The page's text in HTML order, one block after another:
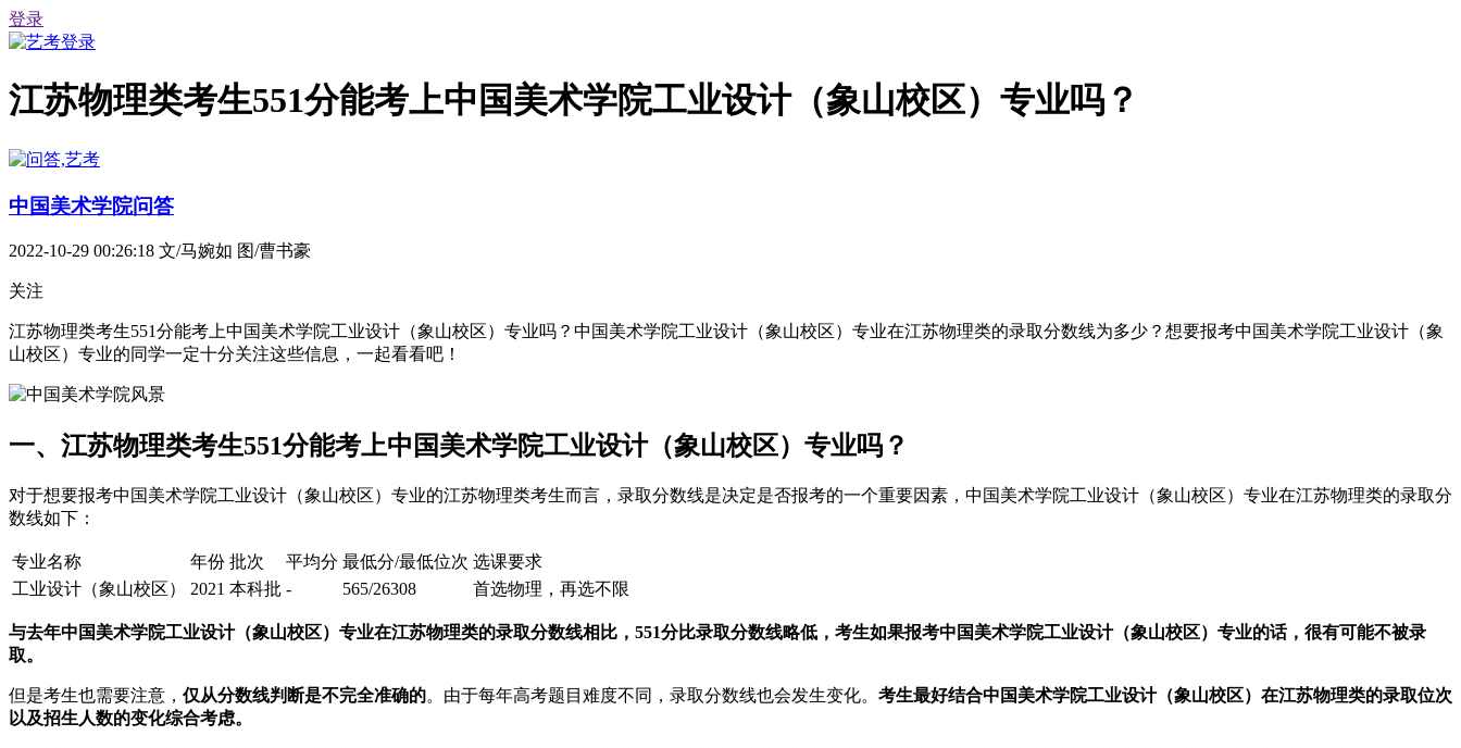
登录
江苏物理类考生551分能考上中国美术学院工业设计（象山校区）专业吗？
中国美术学院问答
2022-10-29 00:26:18 文/马婉如 图/曹书豪
关注
江苏物理类考生551分能考上中国美术学院工业设计（象山校区）专业吗？中国美术学院工业设计（象山校区）专业在江苏物理类的录取分数线为多少？想要报考中国美术学院工业设计（象
山校区）专业的同学一定十分关注这些信息，一起看看吧！
一、江苏物理类考生551分能考上中国美术学院工业设计（象山校区）专业吗？
对于想要报考中国美术学院工业设计（象山校区）专业的江苏物理类考生而言，录取分数线是决定是否报考的一个重要因素，中国美术学院工业设计（象山校区）专业在江苏物理类的录取分
数线如下：
专业名称 年份 批次 平均分 最低分/最低位次 选课要求
工业设计（象山校区）
2021 本科批 - 565/26308 首选物理，再选不限
与去年中国美术学院工业设计（象山校区）专业在江苏物理类的录取分数线相比，551分比录取分数线略低，考生如果报考中国美术学院工业设计（象山校区）专业的话，很有可能不被录
取。
但是考生也需要注意， 仅从分数线判断是不完全准确的。由于每年高考题目难度不同，录取分数线也会发生变化。 考生最好结合中国美术学院工业设计（象山校区）在江苏物理类的录取位次
以及招生人数的变化综合考虑。